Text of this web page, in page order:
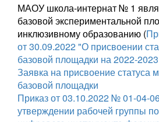
МАОУ школа-интернат № 1
базовой экспериментальной
инклюзивному образованию (
от 30.09.2022 "О присвоении
базовой площадки на 2022-
Заявка на присвоение статуса
базовой площадки
Приказ от 03.10.2022 № 01-04-
утверждении рабочей группы